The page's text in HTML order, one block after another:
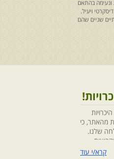
ונעימה בהתאם
ויעיל.
שניים שהם
מהאתר, כי
שלנו.
החד
קרא/י עוד